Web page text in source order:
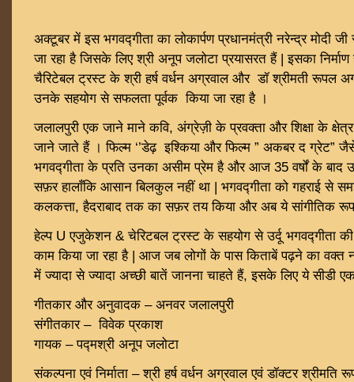
अक्टूबर में इस भगवद्गीता का लोकार्पण प्रधानमंत्री नरेन्द्र मोदी
जा रहा है जिसके लिए श्री अनूप जलोटा प्रयासरत हैं | इसका
चैरिटेबल ट्रस्ट के श्री हर्ष वर्धन अग्रवाल और डॉ श्रीमती रूपल
उनके सहयोग से सफलता पूर्वक किया जा रहा है ।
जलालपुरी एक जाने माने कवि, अंग्रेज़ी के प्रवक्ता और शिक्षा के
जाने जाते हैं । फिल्म ‘’डेढ़ इश्किया और फिल्म ” अकबर द ग्रेट” जैसे
भगवद्गीता के प्रति उनका असीम प्रेम है और आज 35 वर्षों के बाद
सफ़र हालाँकि आसान बिलकुल नहीं था | भगवद्गीता को गहराई से
कलकत्ता, हैदराबाद तक का सफ़र तय किया और अब ये सांगीतिक
हेल्प U एजुकेशन & चेरिटबल ट्रस्ट के सहयोग से उर्दू भगवद्गीता की
काम किया जा रहा है | आज जब लोगों के पास किताबें पढ़ने का
में ज्यादा से ज्यादा अच्छी बातें जानना चाहते हैं, इसके लिए ये सीडी
गीतकार और अनुवादक – अनवर जलालपुरी
संगीतकार – विवेक प्रकाश
गायक – पद्मश्री अनूप जलोटा
संकल्पना एवं निर्माता – श्री हर्ष वर्धन अग्रवाल एवं डॉक्टर श्रीमति